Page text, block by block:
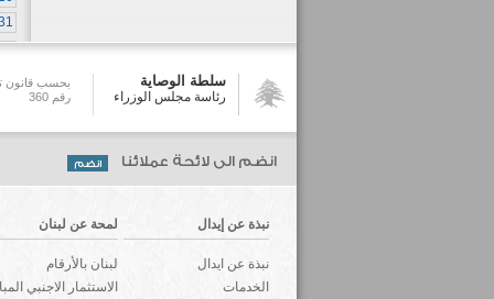
سلطة الوصاية
رئاسة مجلس الوزراء
بحسب قانون
رقم 360
انضم الى لائحة عملائنا
نبذة عن إيدال
نبذة عن ايدال
الخدمات
لمحة عن لبنان
لبنان بالأرقام
الاستثمار الاجنبي